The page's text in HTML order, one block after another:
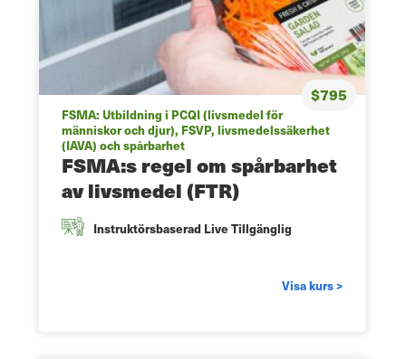
$795
FSMA: Utbildning i PCQI (livsmedel för
människor och djur), FSVP, livsmedelssäkerhet
(IAVA) och spårbarhet
FSMA:s regel om spårbarhet
av livsmedel (FTR)
Instruktörsbaserad Live Tillgänglig
Visa kurs >